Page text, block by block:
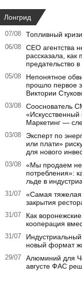
Лонгрид
07/08 Топливный
06/08
CEO агентства
рассказала,
предательство в
05/08
Непонятное
прошло первое
Виктории
03/08
Сооснователь
«Искусственный
Маркетинг —
03/08
Эксперт по
или плати»
для нового
03/08
«Мы продаем не
потребления»:
льде в
31/07
«Самая тяжелая
закрытия
31/07
Как
кооперация
31/07
новый формат
29/07
Алюминий для
августе ФАС